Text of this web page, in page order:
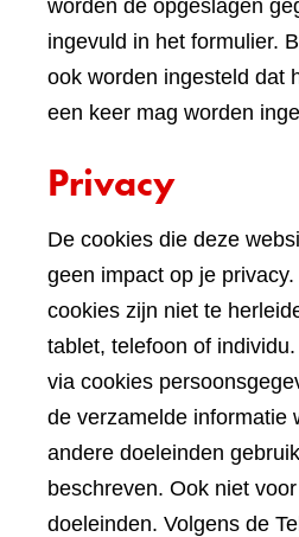
worden de opgeslagen
ingevuld in het formulier.
ook worden ingesteld dat
een keer mag worden
Privacy
De cookies die deze
geen impact op je
cookies zijn niet te
tablet, telefoon of
via cookies
de verzamelde informatie
andere doeleinden
beschreven. Ook niet
doeleinden. Volgens de